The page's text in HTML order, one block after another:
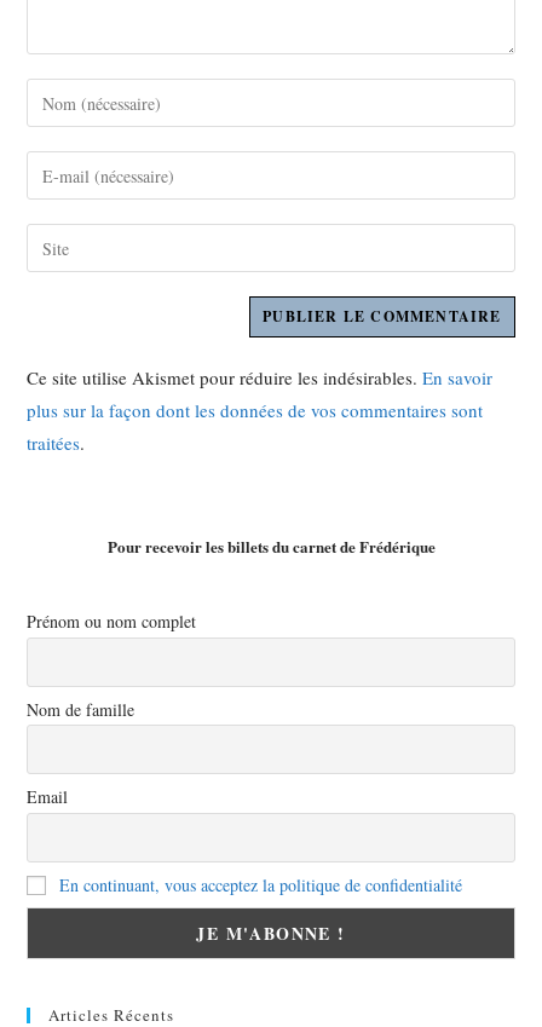
Ce site utilise Akismet pour réduire les indésirables.En savoir
plus sur la façon dont les données de vos commentaires sont
traitées.
Pour recevoir les billets du carnet de Frédérique
Prénom ou nom complet
Nom de famille
Email
En continuant, vous acceptez la politique de confidentialité
Articles Récents